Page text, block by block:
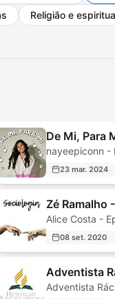
Religião e
De Mi, Para
nayeepiconn -
23 mar. 2024
Zé Ramalho
Alice Costa -
08 set. 2020
Adventista
Adventista